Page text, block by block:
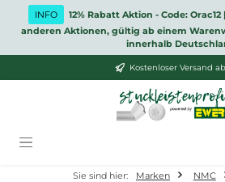
Zum Hauptinhalt springen
INFO
12% Rabatt Aktion - Code:
anderen Aktionen, gültig ab einem
innerhalb
Kostenloser Versand
Sie sind hier: Marken NMC